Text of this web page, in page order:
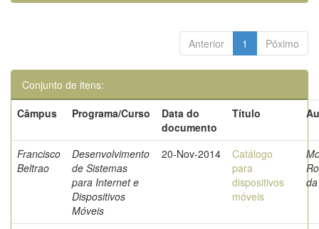
Anterior 1 Póximo
Conjunto de itens:
Câmpus
Programa/Curso
Data do
documento
Título
Francisco
Beltrao
Desenvolvimento
de Sistemas
para Internet e
Dispositivos
Móveis
20-Nov-2014
Catálogo
para
dispositivos
móveis
da